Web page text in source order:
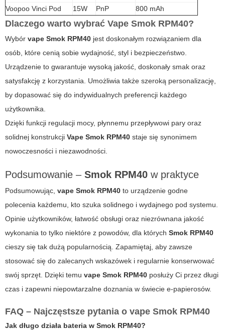
Voopoo Vinci Pod
15W PnP 800 mAh
Dlaczego warto wybrać Vape Smok RPM40?
Wybór vape Smok RPM40 jest doskonałym rozwiązaniem dla
osób, które cenią sobie wydajność, styl i bezpieczeństwo.
Urządzenie to gwarantuje wysoką jakość, doskonały smak oraz
satysfakcję z korzystania. Umożliwia także szeroką personalizację,
by dopasować się do indywidualnych preferencji każdego
użytkownika.
Dzięki funkcji regulacji mocy, płynnemu przepływowi pary oraz
solidnej konstrukcji Vape Smok RPM40 staje się synonimem
nowoczesności i niezawodności.
Podsumowanie – Smok RPM40 w praktyce
Podsumowując, vape Smok RPM40 to urządzenie godne
polecenia każdemu, kto szuka solidnego i wydajnego pod systemu.
Opinie użytkowników, łatwość obsługi oraz niezrównana jakość
wykonania to tylko niektóre z powodów, dla których Smok RPM40
cieszy się tak dużą popularnością. Zapamiętaj, aby zawsze
stosować się do zalecanych wskazówek i regularnie konserwować
swój sprzęt. Dzięki temu vape Smok RPM40 posłuży Ci przez długi
czas i zapewni niepowtarzalne doznania w świecie e-papierosów.
FAQ – Najczęstsze pytania o vape Smok RPM40
Jak długo działa bateria w Smok RPM40?